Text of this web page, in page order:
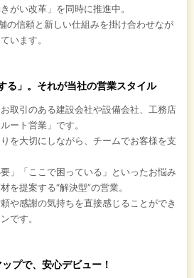
がい改革」を同時に推進中。
の信頼と新しい仕組みを掛け合わせなが
います。
る」。それが当社の営業スタイル
取引のある建設会社や設備会社、工務店
ート営業」です。
を大切にしながら、チームでお客様を支
」「ここで困っている」といったお悩み
を提案する“解決型”の営業。
や感謝の気持ちを直接感じることができ
です。
プで、安心デビュー！